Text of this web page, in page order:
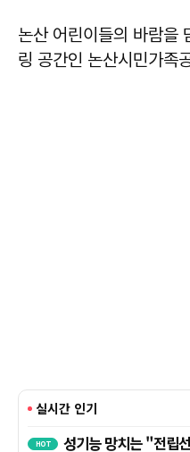
논산 어린이들의 바람을
링 공간인 논산시민가족